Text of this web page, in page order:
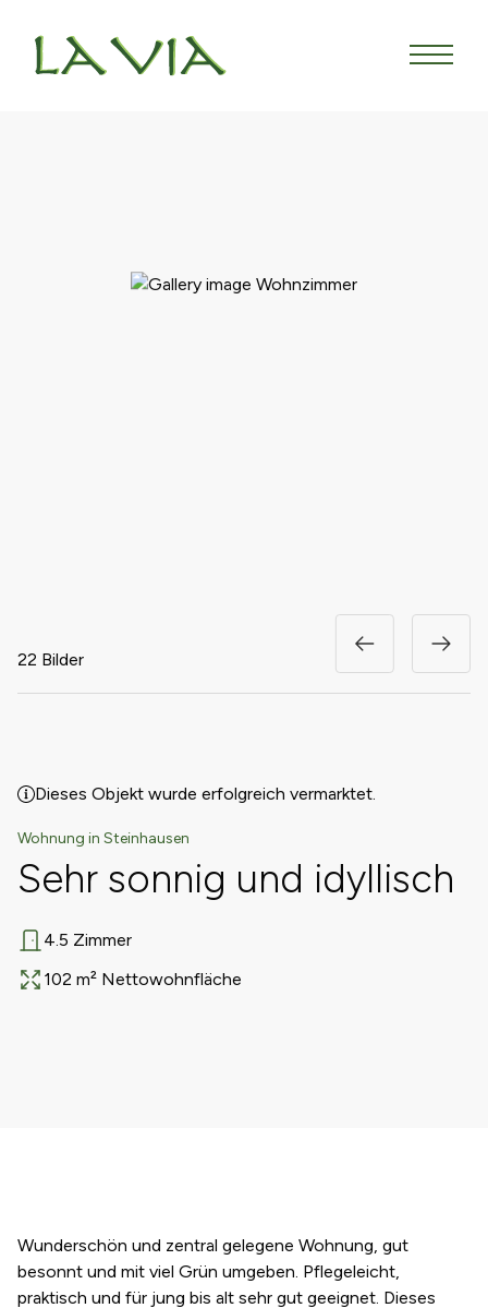
22 Bilder
Dieses Objekt wurde erfolgreich vermarktet.
Wohnung in Steinhausen
Sehr sonnig und idyllisch
Anzahl Zimmer
4.5 Zimmer
Fläche
102 m² Nettowohnfläche
Wunderschön und zentral gelegene Wohnung, gut
besonnt und mit viel Grün umgeben. Pflegeleicht,
praktisch und für jung bis alt sehr gut geeignet. Dieses